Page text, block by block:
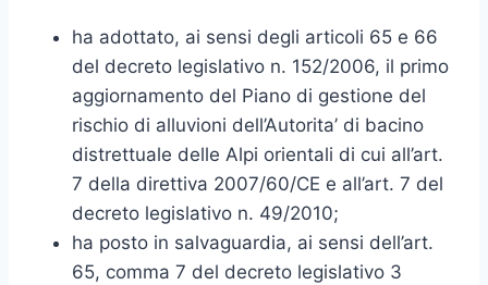
ha adottato, ai sensi degli articoli 65 e 66
del decreto legislativo n. 152/2006, il primo
aggiornamento del Piano di gestione del
rischio di alluvioni dell’Autorita’ di bacino
distrettuale delle Alpi orientali di cui all’art.
7 della direttiva 2007/60/CE e all’art. 7 del
decreto legislativo n. 49/2010;
ha posto in salvaguardia, ai sensi dell’art.
65, comma 7 del decreto legislativo 3